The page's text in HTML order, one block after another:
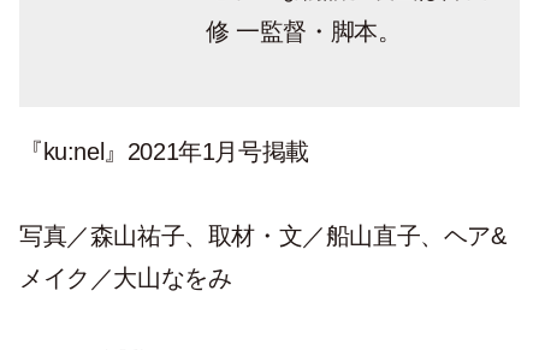
修 一監督・脚本。
『ku:nel』2021年1月号掲載
写真／森山祐子、取材・文／船山直子、ヘア&
メイク／大山なをみ